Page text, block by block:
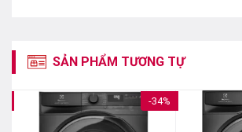
mức xấp xỉ 65°C trong khi sấy, để bảo
tốt nhất.
SẢN PHẨM TƯƠNG TỰ
-34%